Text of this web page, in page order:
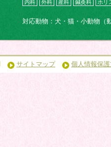
内科 外科 産科 鍼灸科 ホリ
対応動物：犬・猫・小動物（
サイトマップ 個人情報保